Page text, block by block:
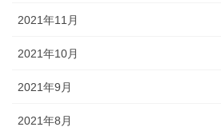
2021年11月
2021年10月
2021年9月
2021年8月